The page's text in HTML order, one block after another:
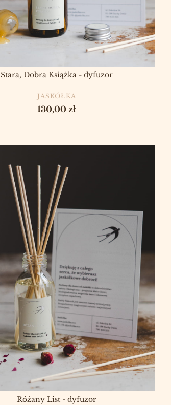
Stara, Dobra Książka - dyfuzor
PRODUCENT
JASKÓŁKA
Cena
130,00 zł
Różany List - dyfuzor